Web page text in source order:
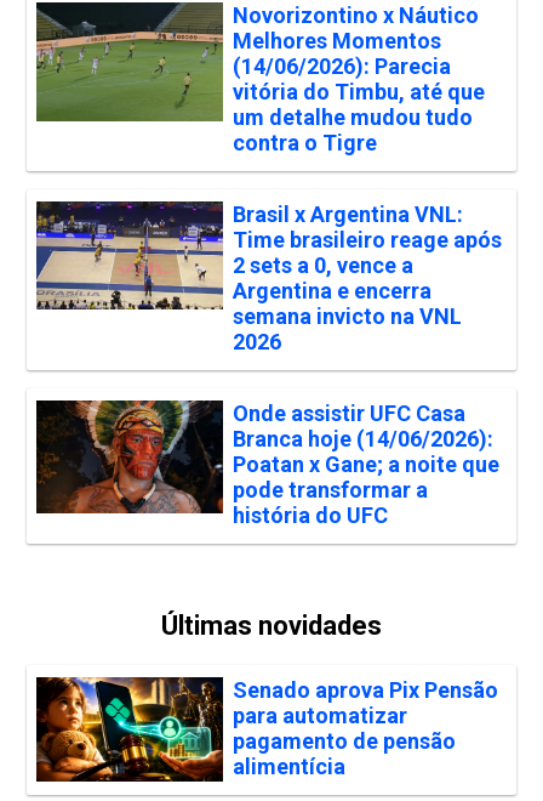
Novorizontino x Náutico
Melhores Momentos
(14/06/2026): Parecia
vitória do Timbu, até que
um detalhe mudou tudo
contra o Tigre
Brasil x Argentina VNL:
Time brasileiro reage após
2 sets a 0, vence a
Argentina e encerra
semana invicto na VNL
2026
Onde assistir UFC Casa
Branca hoje (14/06/2026):
Poatan x Gane; a noite que
pode transformar a
história do UFC
Últimas novidades
Senado aprova Pix Pensão
para automatizar
pagamento de pensão
alimentícia